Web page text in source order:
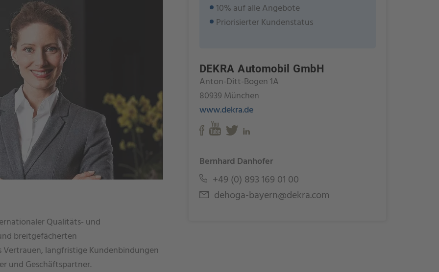
10% auf alle Angebote
Priorisierter Kundenstatus
DEKRA Automobil GmbH
Anton-Ditt-Bogen 1A
80939 München
www.dekra.de
Bernhard Danhofer
+49 (0) 893 169 01 00
dehoga-bayern@dekra.com
Qualitäts- und
breitgefächerten
langfristige Kundenbindungen
und Geschäftspartner.